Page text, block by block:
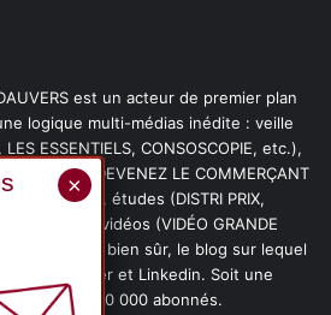
est un acteur de premier plan
logique multi-médias inédite : veille
LES ESSENTIELS, CONSOSCOPIE, etc.),
PRIX, DEVENEZ LE COMMERÇANT
etc.), études (DISTRI PRIX,
INSIGHTS), vidéos (VIDÉO GRANDE
CONSO) et, bien sûr, le blog sur lequel
les fils Twitter et Linkedin. Soit une
plus de 150 000 abonnés.